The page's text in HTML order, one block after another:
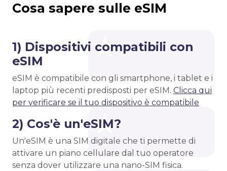
Cosa sapere sulle eSIM
1) Dispositivi compatibili con
eSIM
eSIM è compatibile con gli smartphone, i tablet e i
laptop più recenti predisposti per eSIM. Clicca qui
per verificare se il tuo dispositivo è compatibile
2) Cos'è un'eSIM?
Un'eSIM è una SIM digitale che ti permette di
attivare un piano cellulare dal tuo operatore
senza dover utilizzare una nano-SIM fisica.